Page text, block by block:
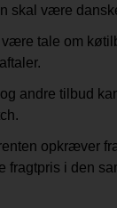
skal være
være tale om
andre tilbud
opkræver
fragtpris i den